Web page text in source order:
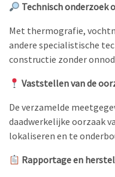
Technisch onderzoek
Met thermografie,
andere specialistische
constructie zonder
Vaststellen van de
De verzamelde
daadwerkelijke oorzaak
lokaliseren en te
Rapportage en